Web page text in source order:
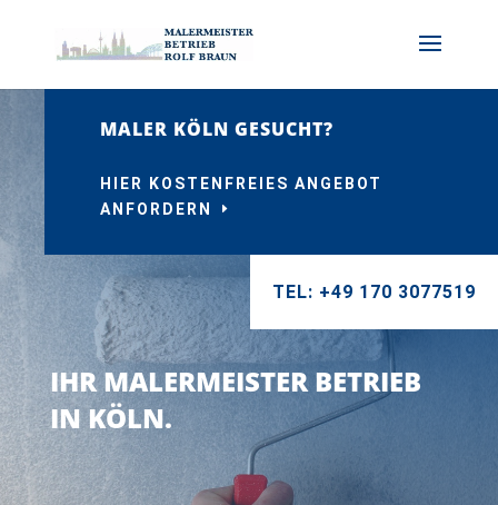
MALER KÖLN GESUCHT?
HIER KOSTENFREIES ANGEBOT
ANFORDERN
TEL: +49 170 3077519
IHR MALERMEISTER BETRIEB
IN KÖLN.